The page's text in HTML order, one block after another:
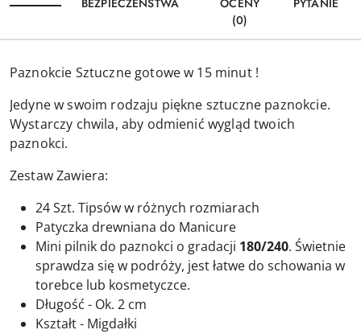
BEZPIECZEŃSTWA
OCENY
(0)
PYTANIE
Paznokcie Sztuczne gotowe w 15 minut !
Jedyne w swoim rodzaju piękne sztuczne paznokcie.
Wystarczy chwila, aby odmienić wygląd twoich
paznokci.
Zestaw Zawiera:
24 Szt. Tipsów w różnych rozmiarach
Patyczka drewniana do Manicure
Mini pilnik do paznokci o gradacji 180/240. Świetnie
sprawdza się w podróży, jest łatwe do schowania w
torebce lub kosmetyczce.
Długość - Ok. 2 cm
Kształt - Migdałki